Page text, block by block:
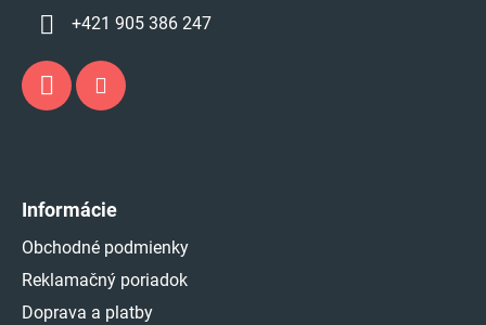
+421 905 386 247
Informácie
Obchodné podmienky
Reklamačný poriadok
Doprava a platby